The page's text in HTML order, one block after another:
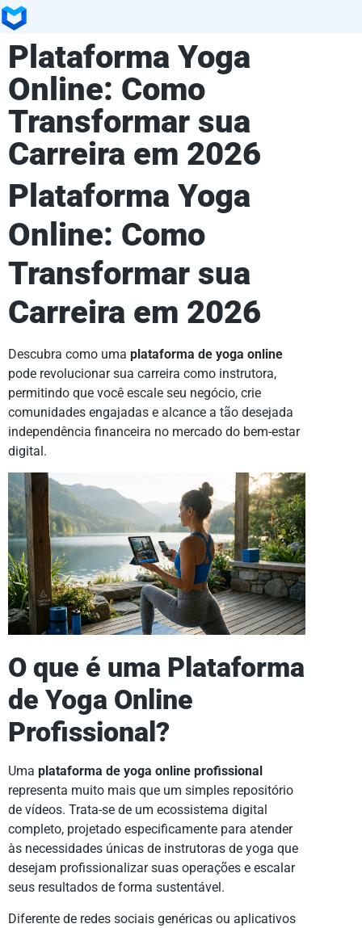
Plataforma Yoga
Online: Como
Transformar sua
Carreira em 2026
Plataforma Yoga
Online: Como
Transformar sua
Carreira em 2026
Descubra como uma plataforma de yoga online
pode revolucionar sua carreira como instrutora,
permitindo que você escale seu negócio, crie
comunidades engajadas e alcance a tão desejada
independência financeira no mercado do bem-estar
digital.
O que é uma Plataforma
de Yoga Online
Profissional?
Uma plataforma de yoga online profissional
representa muito mais que um simples repositório
de vídeos. Trata-se de um ecossistema digital
completo, projetado especificamente para atender
às necessidades únicas de instrutoras de yoga que
desejam profissionalizar suas operações e escalar
seus resultados de forma sustentável.
Diferente de redes sociais genéricas ou aplicativos